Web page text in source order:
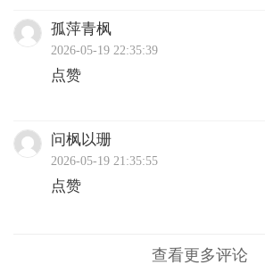
孤萍青枫
2026-05-19 22:35:39
点赞
问枫以珊
2026-05-19 21:35:55
点赞
查看更多评论